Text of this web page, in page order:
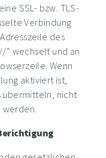
SSL- bzw. TLS-
Verbindung
des
“ wechselt und an
Wenn
aktiviert ist,
übermitteln, nicht
werden.